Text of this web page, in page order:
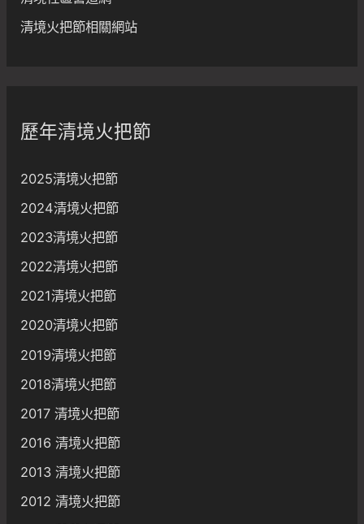
清境火把節相關網站
歷年清境火把節
2025清境火把節
2024清境火把節
2023清境火把節
2022清境火把節
2021清境火把節
2020清境火把節
2019清境火把節
2018清境火把節
2017 清境火把節
2016 清境火把節
2013 清境火把節
2012 清境火把節